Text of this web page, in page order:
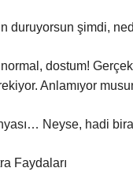
duruyorsun şimdi,
normal, dostum!
Anlamıyor
Neyse, hadi
Faydaları